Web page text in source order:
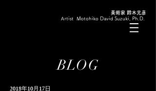
美術家 鈴木元彦
Artist Motohiko David Suzuki, Ph.D.
BLOG